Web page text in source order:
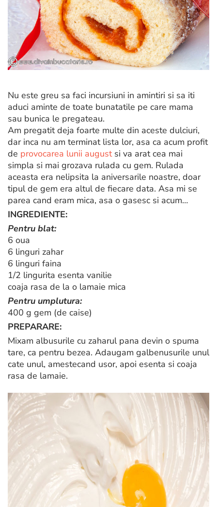
Nu este greu sa faci incursiuni in amintiri si sa iti
aduci aminte de toate bunatatile pe care mama
sau bunica le pregateau.
Am pregatit deja foarte multe din aceste dulciuri,
dar inca nu am terminat lista lor, asa ca acum profit
de provocarea lunii augustsi va arat cea mai
simpla si mai grozava rulada cu gem. Rulada
aceasta era nelipsita la aniversarile noastre, doar
tipul de gem era altul de fiecare data. Asa mi se
parea cand eram mica, asa o gasesc si acum…
INGREDIENTE:
Pentru blat:
6 oua
6 linguri zahar
6 linguri faina
1/2 lingurita esenta vanilie
coaja rasa de la o lamaie mica
Pentru umplutura:
400 g gem (de caise)
PREPARARE:
Mixam albusurile cu zaharul pana devin o spuma
tare, ca pentru bezea. Adaugam galbenusurile unul
cate unul, amestecand usor, apoi esenta si coaja
rasa de lamaie.